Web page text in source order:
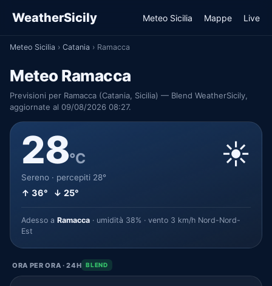
WeatherSicily Meteo Sicilia Mappe Live
Meteo Sicilia › Catania › Ramacca
Meteo Ramacca
Previsioni per Ramacca (Catania, Sicilia) — Blend WeatherSicily,
aggiornate al 09/08/2026 08:27.
28°C
Sereno · percepiti 28°
↑ 36° ↓ 25°
☀️
Adesso a Ramacca · umidità 38% · vento 3 km/h Nord-Nord-
Est
ORA PER ORA · 24H BLEND